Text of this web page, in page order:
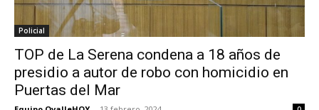
Policial
TOP de La Serena condena a 18 años de
presidio a autor de robo con homicidio en
Puertas del Mar